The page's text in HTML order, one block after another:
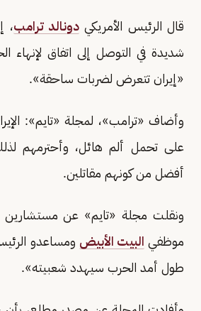
قال الرئيس الأمريكيدونالد ترامب،
شديدة في التوصل إلى اتفاق لإنهاء
«إيران تتعرض لضربات ساحقة».
وأضاف «ترامب»، لمجلة «تايم»:
على تحمل ألم هائل، وأحترمهم
أفضل من كونهم مقاتلين.
ونقلت مجلة «تايم» عن مستشارين
موظفي البيت الأبيض ومساعدو
طول أمد الحرب سيهدد شعبيته».